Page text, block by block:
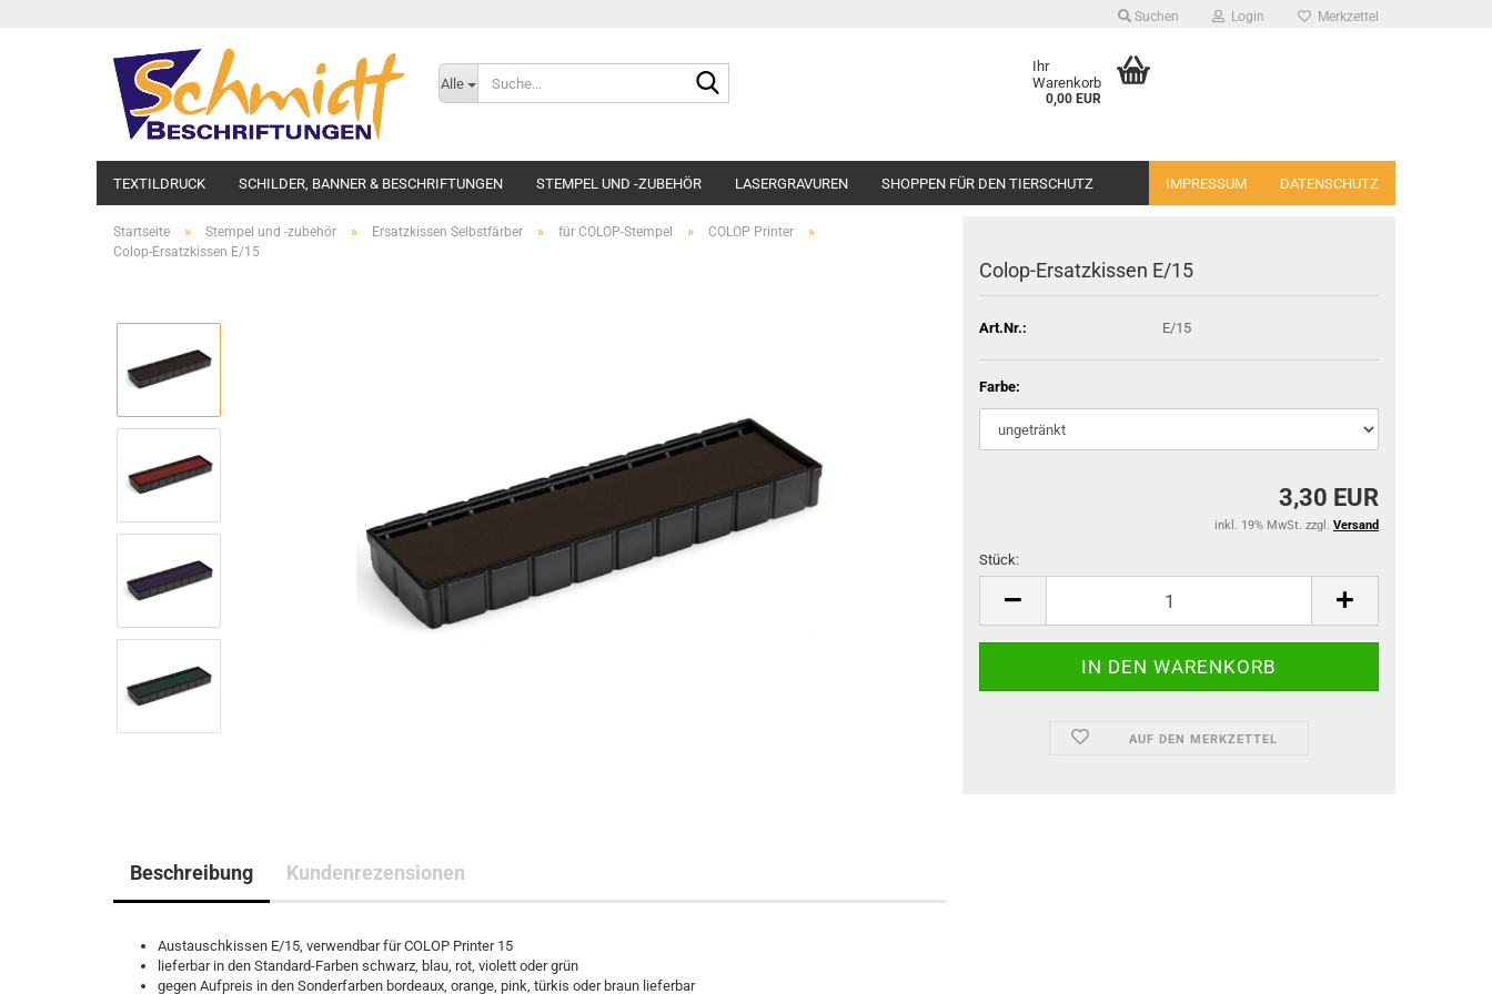
Suchen Login Merkzettel
Alle
Ihr
Warenkorb
0,00 EUR
TEXTILDRUCK SCHILDER, BANNER & BESCHRIFTUNGEN STEMPEL UND -ZUBEHÖR LASERGRAVUREN SHOPPEN FÜR DEN TIERSCHUTZ IMPRESSUM DATENSCHUTZ
Startseite » Stempel und -zubehör » Ersatzkissen Selbstfärber » für COLOP-Stempel » COLOP Printer »
Colop-Ersatzkissen E/15
Colop-Ersatzkissen E/15
Art.Nr.: E/15
Farbe:
3,30 EUR
inkl. 19% MwSt. zzgl. Versand
Stück:
Stück
AUF DEN MERKZETTEL
Beschreibung Kundenrezensionen
Austauschkissen E/15, verwendbar für COLOP Printer 15
lieferbar in den Standard-Farben schwarz, blau, rot, violett oder grün
gegen Aufpreis in den Sonderfarben bordeaux, orange, pink, türkis oder braun lieferbar